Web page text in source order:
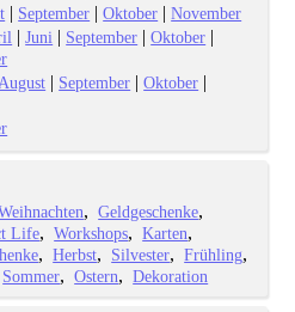
| September |Oktober |November
|Juni | September |Oktober |
August | September |Oktober |
Geldgeschenke
Life Workshops
Karten
Herbst Silvester
Frühling
Sommer Ostern Dekoration